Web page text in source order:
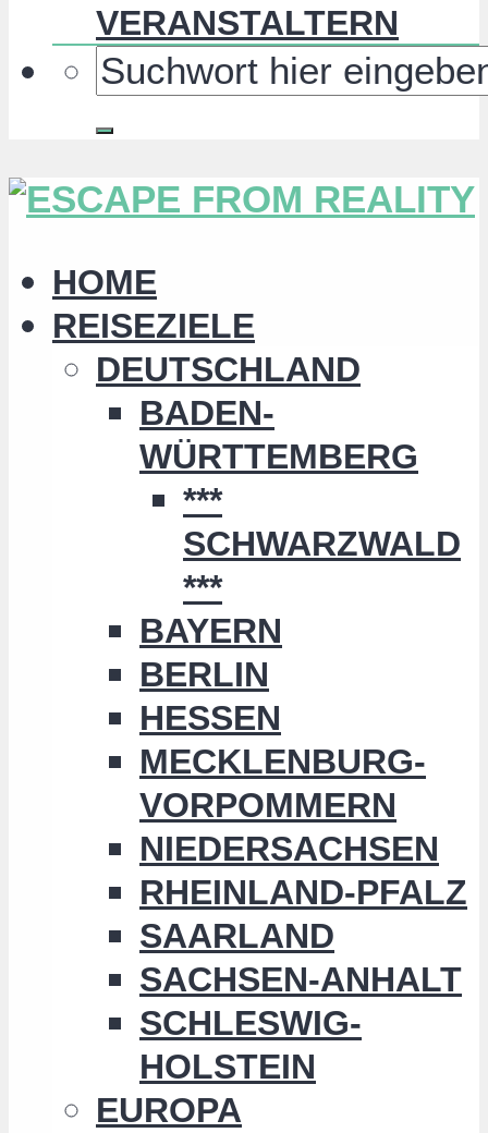
VERANSTALTERN
HOME
REISEZIELE
DEUTSCHLAND
BADEN-
WÜRTTEMBERG
***
SCHWARZWALD
***
BAYERN
BERLIN
HESSEN
MECKLENBURG-
VORPOMMERN
NIEDERSACHSEN
RHEINLAND-PFALZ
SAARLAND
SACHSEN-ANHALT
SCHLESWIG-
HOLSTEIN
EUROPA